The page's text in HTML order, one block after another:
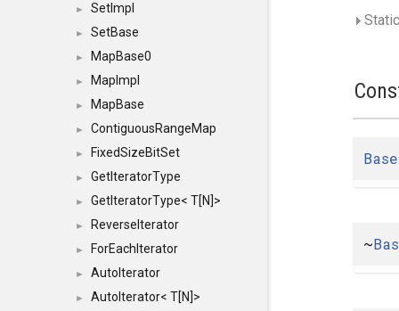
► SetImpl
► SetBase
► MapBase0
► MapImpl
► MapBase
► ContiguousRangeMap
► FixedSizeBitSet
► GetIteratorType
► GetIteratorType< T[N]>
► ReverseIterator
► ForEachIterator
► AutoIterator
► AutoIterator< T[N]>
~